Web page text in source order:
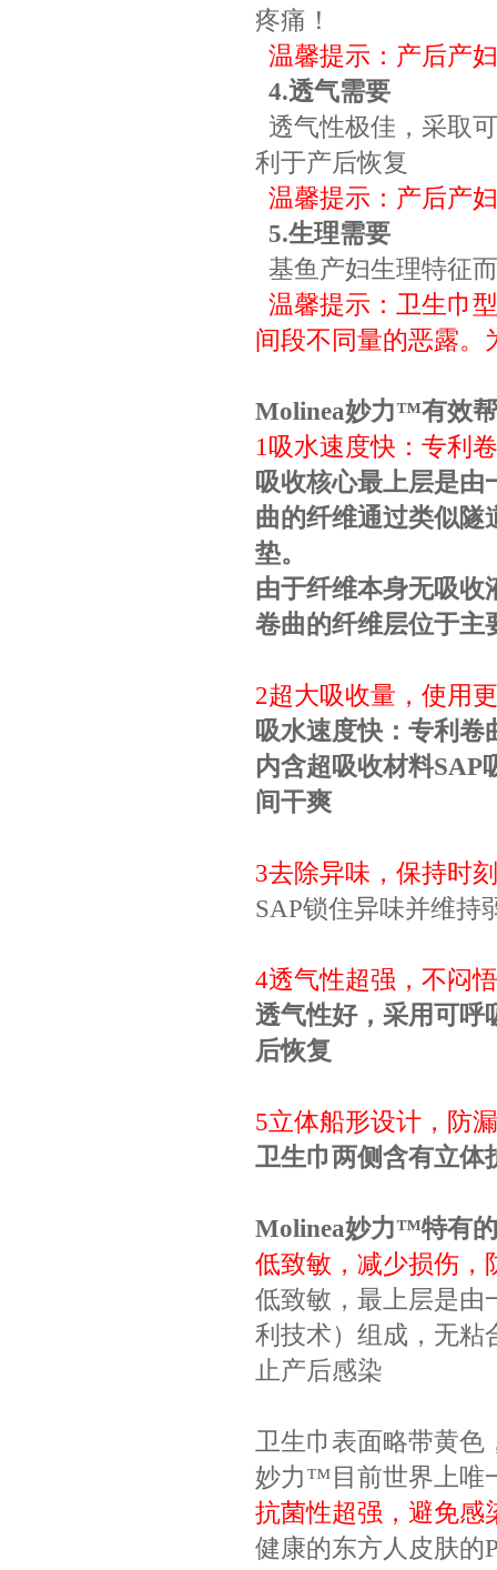
疼痛！
温馨提示：产后产
4.透气需要
透气性极佳，采取
利于产后恢复
温馨提示：产后产
5.生理需要
基鱼产妇生理特征
温馨提示：卫生巾
间段不同量的恶露。
Molinea妙力™有效
1 吸水速度快：专利
吸收核心最上层是
曲的纤维通过类似隧
垫。
由于纤维本身无吸收
卷曲的纤维层位于主
2超大吸收量，使用
吸水速度快：专利卷
内含超吸收材料SAP
间干爽
3去除异味，保持时
SAP锁住异味并维持
4透气性超强，不闷悟
透气性好，采用可呼
后恢复
5立体船形设计，防漏
卫生巾两侧含有立体
Molinea妙力™特有
低致敏，减少损伤，
低致敏，最上层是由
利技术）组成，无粘
止产后感染
卫生巾表面略带黄色
妙力™目前世界上唯
抗菌性超强，避免感
健康的东方人皮肤的